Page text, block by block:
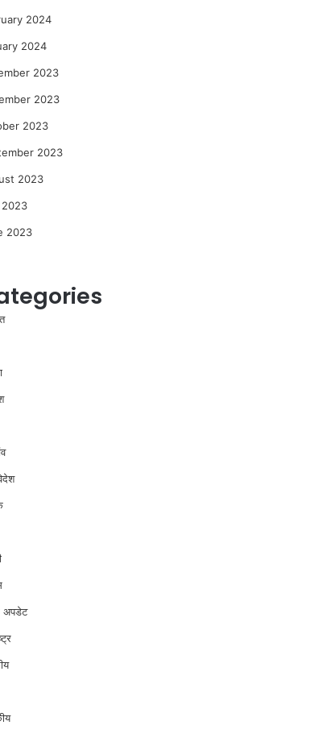
2024
2024
2023
2023
2023
2023
2023
2023
अपडेट